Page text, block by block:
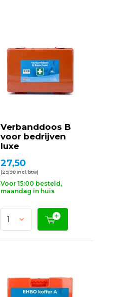
Verbanddoos B
voor bedrijven
luxe
27,50
(29,98 Incl. btw)
Voor 15:00 besteld,
maandag in huis